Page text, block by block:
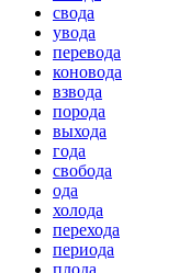
свода
увода
перевода
коновода
взвода
порода
выхода
года
свобода
ода
холода
перехода
периода
плода